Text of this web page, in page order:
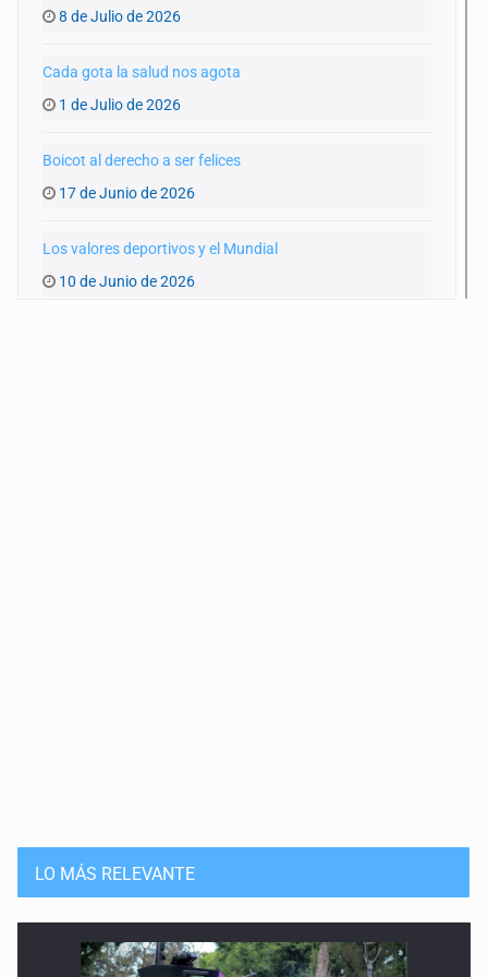
8 de Julio de 2026
Cada gota la salud nos agota
1 de Julio de 2026
Boicot al derecho a ser felices
17 de Junio de 2026
Los valores deportivos y el Mundial
10 de Junio de 2026
Educar para la compasión
22 de Abril de 2026
Rancho Izaguirre: la tierra sigue hablando
LO MÁS RELEVANTE